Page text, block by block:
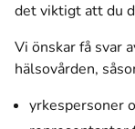
det viktigt att du
Vi önskar få svar
hälsovården,
yrkespersoner